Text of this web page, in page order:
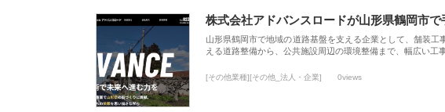
株式会社アドバンスロードが山形県鶴岡市
山形県鶴岡市で地域の道路基盤を支える企業として、舗装
える道路整備から、公共施設周辺の環境整備まで、幅広い
[その他業種][その他_法人・企業] 0views